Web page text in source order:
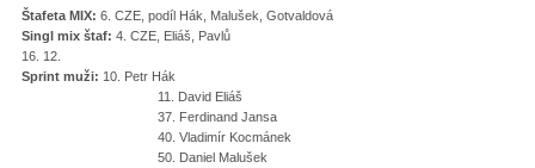
Štafeta MIX: 6. CZE, podíl Hák, Malušek, Gotvaldová
Singl mix štaf: 4. CZE, Eliáš, Pavlů
16. 12.
Sprint muži: 10. Petr Hák
11. David Eliáš
37. Ferdinand Jansa
40. Vladimír Kocmánek
50. Daniel Malušek